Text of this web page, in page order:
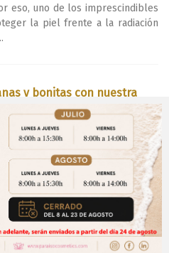
eso, uno de los imprescindibles
la piel frente a la radiación
y bonitas con nuestra
manicura2 Años hace
los mejores productos para el
uñas en Paraíso Cosmetics! Tus
unas manos y uñas más
bonitas con nuestra línea de
pedicura profesional para
precios y realizar
Aqui!
CERRAR